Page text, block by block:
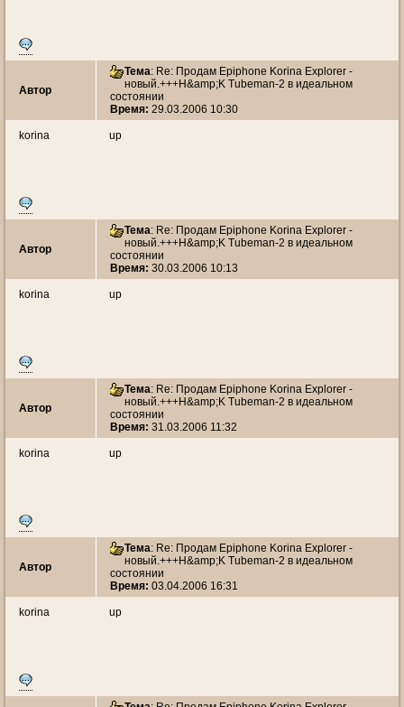
Автор
Тема: Re: Продам Epiphone Korina Explorer -
новый.+++H&amp;K Tubeman-2 в идеальном
состоянии
Время: 29.03.2006 10:30
korina up
Автор
Тема: Re: Продам Epiphone Korina Explorer -
новый.+++H&amp;K Tubeman-2 в идеальном
состоянии
Время: 30.03.2006 10:13
korina up
Автор
Тема: Re: Продам Epiphone Korina Explorer -
новый.+++H&amp;K Tubeman-2 в идеальном
состоянии
Время: 31.03.2006 11:32
korina up
Автор
Тема: Re: Продам Epiphone Korina Explorer -
новый.+++H&amp;K Tubeman-2 в идеальном
состоянии
Время: 03.04.2006 16:31
korina up